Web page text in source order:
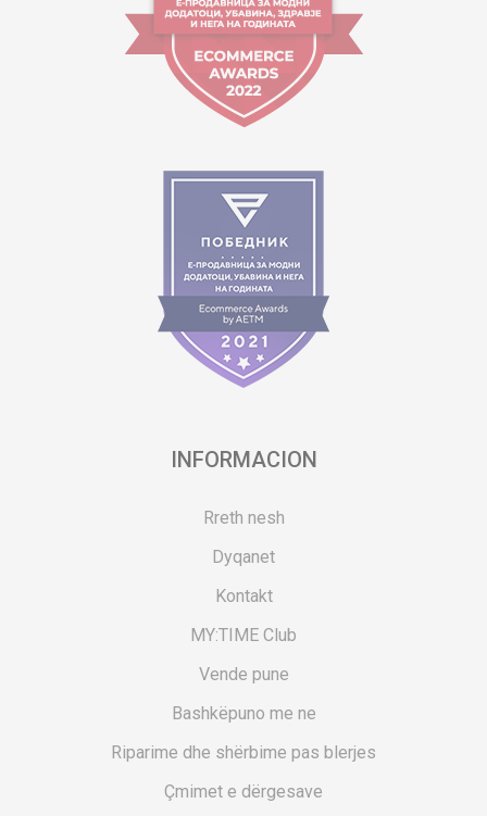
INFORMACION
Rreth nesh
Dyqanet
Kontakt
MY:TIME Club
Vende pune
Bashkëpuno me ne
Riparime dhe shërbime pas blerjes
Çmimet e dërgesave